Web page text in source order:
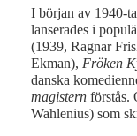
I början av 1940-
lanserades i
(1939, Ragnar
Ekman), Fröken
danska
magistern förstås.
Wahlenius) som